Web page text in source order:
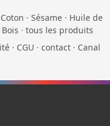
Coton · Sésame · Huile de
Bois · tous les produits
· CGU · contact · Canal